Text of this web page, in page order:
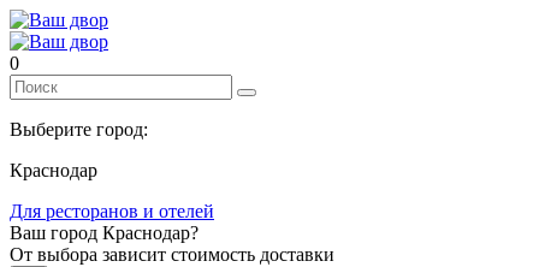
0
Выберите город:
Краснодар
Для ресторанов и отелей
Ваш город Краснодар?
От выбора зависит стоимость доставки